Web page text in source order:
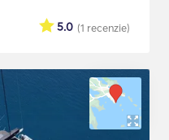
(1 recenzie)
5.0